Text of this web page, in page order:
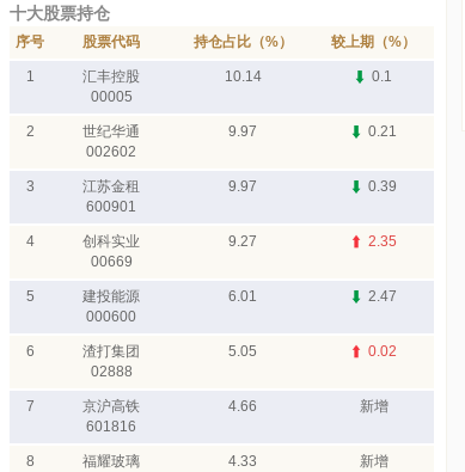
十大股票持仓
序号 股票代码 持仓占比（%） 较上期（%）
1
汇丰控股
00005
10.14 0.1
2
世纪华通
002602
9.97 0.21
3
江苏金租
600901
9.97 0.39
4
创科实业
00669
9.27 2.35
5
建投能源
000600
6.01 2.47
6
渣打集团
02888
5.05 0.02
7
京沪高铁
601816
4.66 新增
8
福耀玻璃
4.33 新增